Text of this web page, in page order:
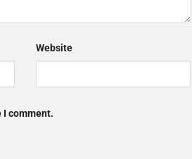
Website
I comment.